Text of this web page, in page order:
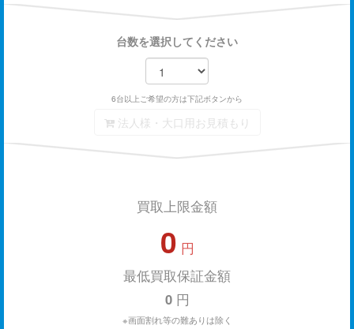
台数を選択してください
6台以上ご希望の方は下記ボタンから
法人様・大口用お見積もり
買取上限金額
0 円
最低買取保証金額
0円
※画面割れ等の難ありは除く